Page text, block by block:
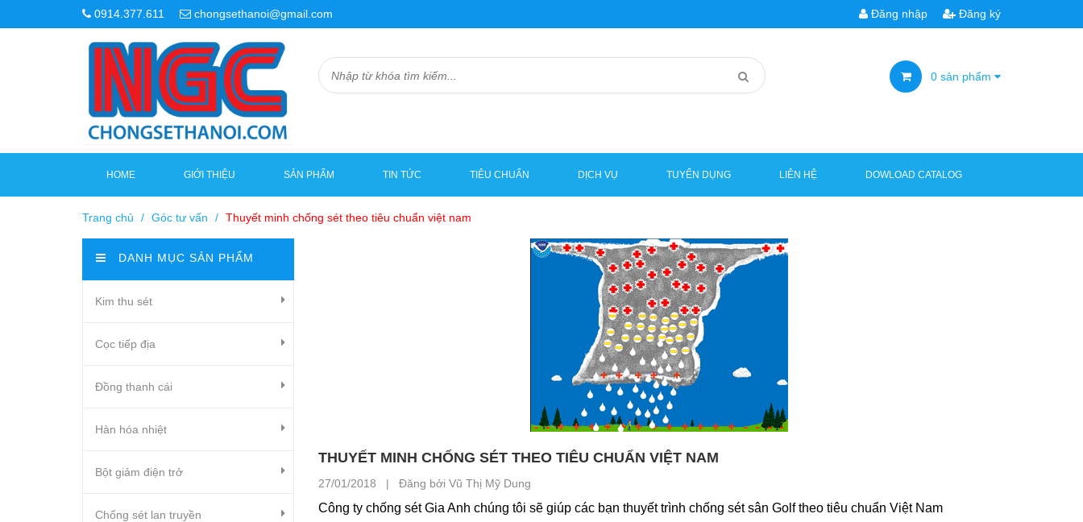
0914.377.611 chongsethanoi@gmail.com Đăng nhập Đăng ký
0 sản phẩm
HOME GIỚI THIỆU SẢN PHẨM TIN TỨC TIÊU CHUẨN DỊCH VỤ TUYỂN DỤNG LIÊN HỆ DOWLOAD CATALOG
Trang chủ / Góc tư vấn / Thuyết minh chống sét theo tiêu chuẩn việt nam
THUYẾT MINH CHỐNG SÉT THEO TIÊU CHUẨN VIỆT NAM
27/01/2018 | Đăng bởi Vũ Thị Mỹ Dung
Công ty chống sét Gia Anh chúng tôi sẽ giúp các bạn thuyết trình chống sét sân Golf theo tiêu chuẩn Việt Nam
DANH MỤC SẢN PHẨM
Kim thu sét
Cọc tiếp địa
Đồng thanh cái
Hàn hóa nhiệt
Bột giảm điện trở
Chống sét lan truyền